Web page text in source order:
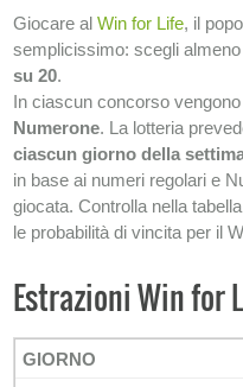
Win for Life Grattacieli
Giocare al Win for Life, il
semplicissimo: scegli almeno
su 20.
In ciascun concorso
Numerone. La lotteria
ciascun giorno della
in base ai numeri regolari e
giocata. Controlla nella
le probabilità di vincita per il
Estrazioni Win for